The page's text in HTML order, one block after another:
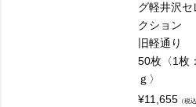
グ軽井沢セ
クション
旧軽通り
50枚〈1枚
ｇ〉
¥11,655 （税込